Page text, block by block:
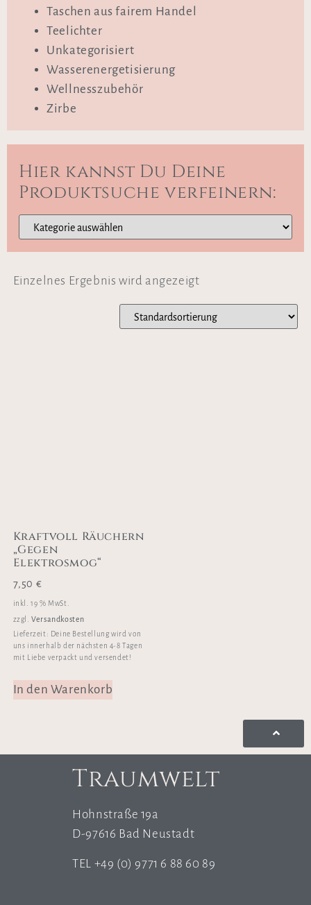
Taschen aus fairem Handel
Teelichter
Unkategorisiert
Wasserenergetisierung
Wellnesszubehör
Zirbe
Hier kannst Du Deine
Produktsuche verfeinern:
Einzelnes Ergebnis wird angezeigt
Kraftvoll Räuchern
„Gegen
Elektrosmog“
7,50 €
inkl. 19 % MwSt.
zzgl.Versandkosten
Lieferzeit: Deine Bestellung wird von
uns innerhalb der nächsten 4-8 Tagen
mit Liebe verpackt und versendet!
In den Warenkorb
Traumwelt
Hohnstraße 19a
D-97616 Bad Neustadt
TEL +49 (0) 9771 6 88 60 89